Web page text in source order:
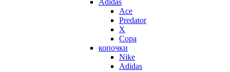
Ace
Predator
X
Copa
копочки
Nike
Adidas